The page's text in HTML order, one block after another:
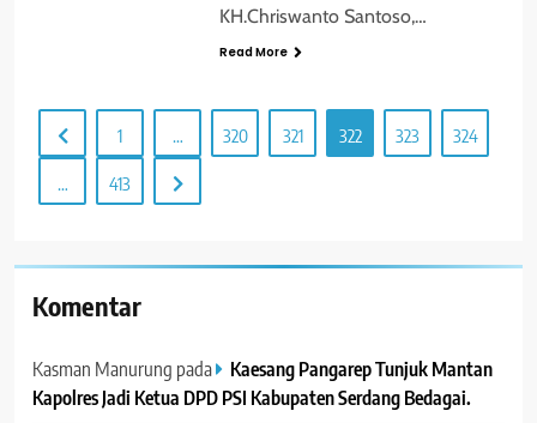
KH.Chriswanto Santoso,…
Read More
1 … 320 321 322 323 324
… 413
Komentar
Kasman Manurung pada
Kaesang Pangarep Tunjuk Mantan
Kapolres Jadi Ketua DPD PSI Kabupaten Serdang Bedagai. ‎ ‎